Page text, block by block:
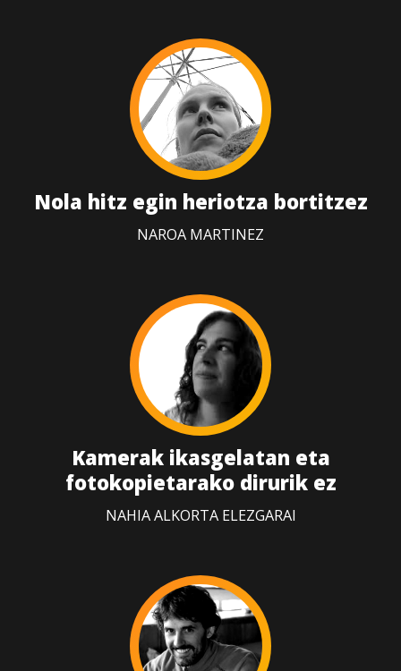
Nola hitz egin heriotza bortitzez
NAROA MARTINEZ
Kamerak ikasgelatan eta
fotokopietarako dirurik ez
NAHIA ALKORTA ELEZGARAI